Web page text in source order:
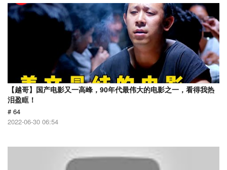
【越哥】国产电影又一高峰，90年代最伟大的电影之一，看得我热
泪盈眶！
# 64
2022-06-30 06:54